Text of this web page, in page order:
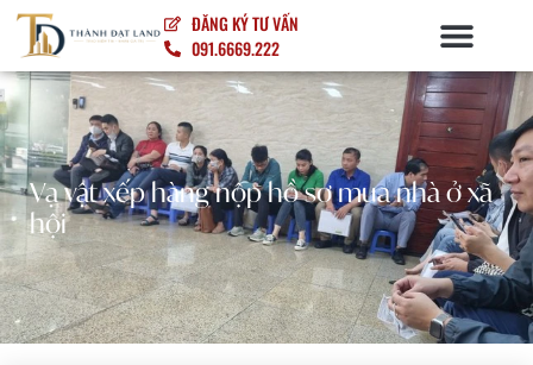
ĐĂNG KÝ TƯ VẤN
091.6669.222
Vạ vật xếp hàng nộp hồ sơ mua nhà ở xã
hội